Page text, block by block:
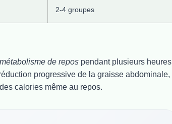
2-4 groupes
métabolisme de repos pendant plusieurs heures
progressive de la graisse abdominale,
calories même au repos.